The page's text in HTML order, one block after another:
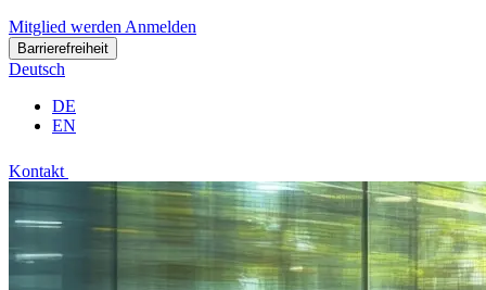
Mitglied werden Anmelden
Barrierefreiheit
Deutsch
DE
EN
Kontakt